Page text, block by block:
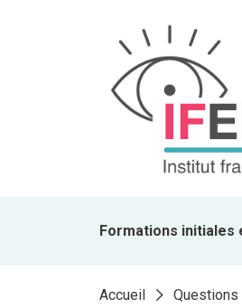
Formations initiales
Accueil Questions